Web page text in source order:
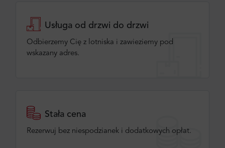
Usługa od drzwi do drzwi
Odbierzemy Cię z lotniska i zawieziemy pod
wskazany adres.
Stała cena
Rezerwuj bez niespodzianek i dodatkowych opłat.